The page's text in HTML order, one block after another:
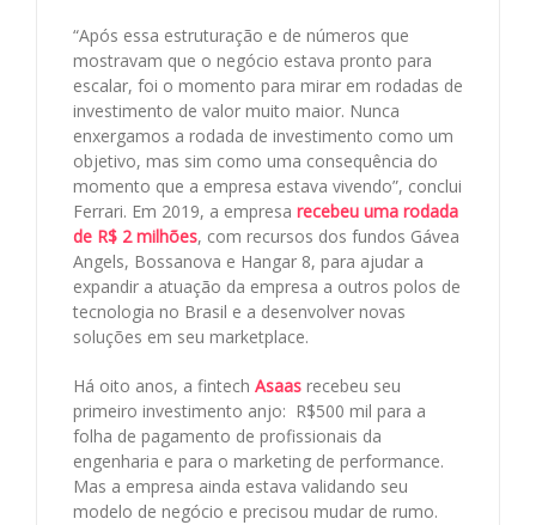
“Após essa estruturação e de números que
mostravam que o negócio estava pronto para
escalar, foi o momento para mirar em rodadas de
investimento de valor muito maior. Nunca
enxergamos a rodada de investimento como um
objetivo, mas sim como uma consequência do
momento que a empresa estava vivendo”, conclui
Ferrari. Em 2019, a empresa recebeu uma rodada
de R$ 2 milhões, com recursos dos fundos Gávea
Angels, Bossanova e Hangar 8, para ajudar a
expandir a atuação da empresa a outros polos de
tecnologia no Brasil e a desenvolver novas
soluções em seu marketplace.
Há oito anos, a fintech Asaas recebeu seu
primeiro investimento anjo: R$500 mil para a
folha de pagamento de profissionais da
engenharia e para o marketing de performance.
Mas a empresa ainda estava validando seu
modelo de negócio e precisou mudar de rumo.